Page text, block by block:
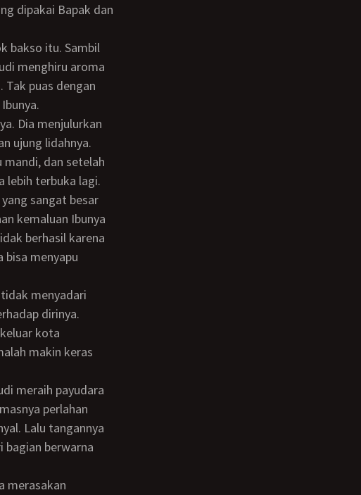
dipakai Bapak dan
menghiru aroma
Tak puas dengan
ujung lidahnya.
dan setelah
lebih terbuka lagi.
kemaluan Ibunya
berhasil karena
bisa menyapu
dirinya.
kota
makin keras
perlahan
Lalu tangannya
bagian berwarna